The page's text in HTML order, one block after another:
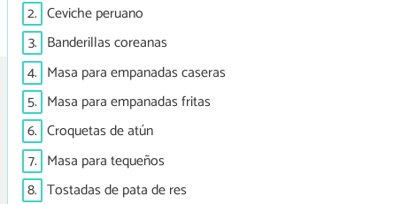
2. Ceviche peruano
3. Banderillas coreanas
4. Masa para empanadas caseras
5. Masa para empanadas fritas
6. Croquetas de atún
7. Masa para tequeños
8. Tostadas de pata de res